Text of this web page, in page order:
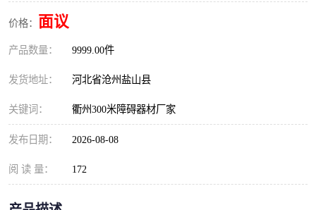
价格： 面议
产品数量： 9999.00件
发货地址： 河北省沧州盐山县
关键词： 衢州300米障碍器材厂家
发布日期： 2026-08-08
阅 读 量： 172